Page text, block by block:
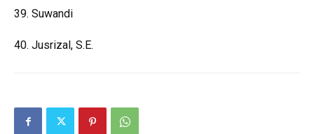
39. Suwandi
40. Jusrizal, S.E.